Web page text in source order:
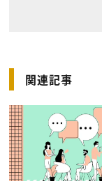
関連記事